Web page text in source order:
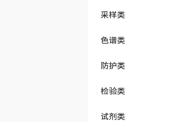
采样类
色谱类
防护类
检验类
试剂类